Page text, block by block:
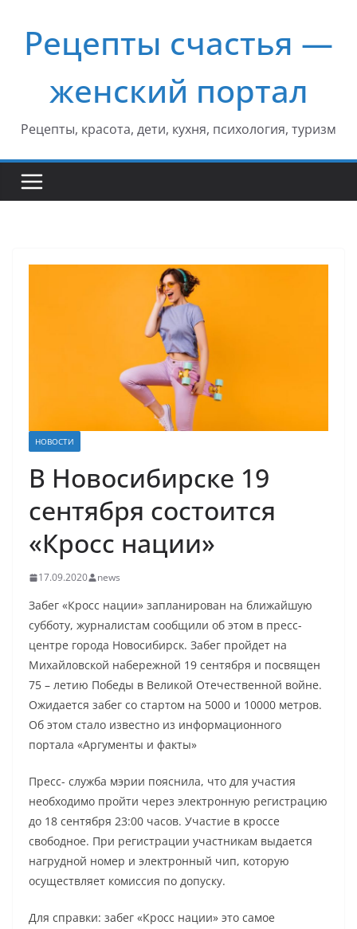
содержимому
Рецепты счастья —
женский портал
Рецепты, красота, дети, кухня, психология, туризм
НОВОСТИ
В Новосибирске 19
сентября состоится
«Кросс нации»
17.09.2020 news
Забег «Кросс нации» запланирован на ближайшую
субботу, журналистам сообщили об этом в пресс-
центре города Новосибирск. Забег пройдет на
Михайловской набережной 19 сентября и посвящен
75 – летию Победы в Великой Отечественной войне.
Ожидается забег со стартом на 5000 и 10000 метров.
Об этом стало известно из информационного
портала «Аргументы и факты»
Пресс- служба мэрии пояснила, что для участия
необходимо пройти через электронную регистрацию
до 18 сентября 23:00 часов. Участие в кроссе
свободное. При регистрации участникам выдается
нагрудной номер и электронный чип, которую
осуществляет комиссия по допуску.
Для справки: забег «Кросс нации» это самое